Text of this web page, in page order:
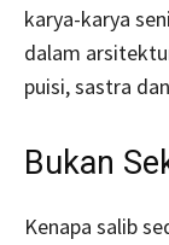
karya-karya
dalam
puisi, sastra
Bukan
Kenapa salib